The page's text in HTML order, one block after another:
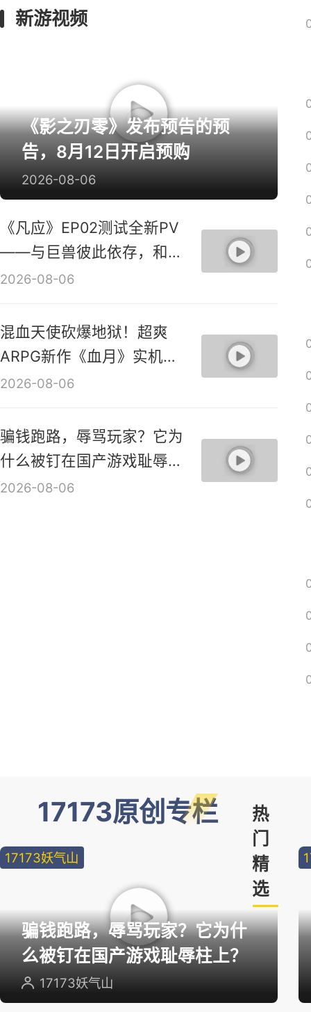
新游视频
《影之刃零》发布预告的预
告，8月12日开启预购
2026-08-06
《凡应》EP02测试全新PV
——与巨兽彼此依存，和鸣
共生！
2026-08-06
混血天使砍爆地狱！超爽
ARPG新作《血月》实机演
示视频
2026-08-06
骗钱跑路，辱骂玩家？它为
什么被钉在国产游戏耻辱柱
上？【是个人物10】
2026-08-06
17173原创专栏
热
门
精
选
17173妖气山
骗钱跑路，辱骂玩家？它为什
么被钉在国产游戏耻辱柱上？
17173妖气山